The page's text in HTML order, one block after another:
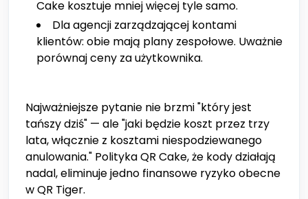
Cake kosztuje mniej więcej tyle samo.
Dla agencji zarządzającej kontami
klientów: obie mają plany zespołowe. Uważnie
porównaj ceny za użytkownika.
Najważniejsze pytanie nie brzmi "który jest
tańszy dziś" — ale "jaki będzie koszt przez trzy
lata, włącznie z kosztami niespodziewanego
anulowania." Polityka QR Cake, że kody działają
nadal, eliminuje jedno finansowe ryzyko obecne
w QR Tiger.